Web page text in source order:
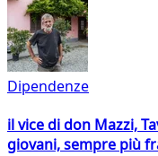
Dipendenze
il vice di don Mazzi,
giovani, sempre più